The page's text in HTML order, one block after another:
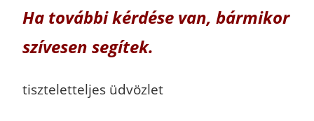
Ha további kérdése van, bármikor
szívesen segítek.
tiszteletteljes üdvözlet